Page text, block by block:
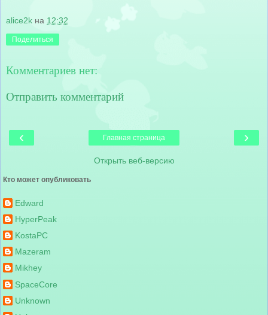
alice2k на 12:32
Поделиться
Комментариев нет:
Отправить комментарий
‹ ›
Главная страница
Открыть веб-версию
Кто может опубликовать
Edward
HyperPeak
KostaPC
Mazeram
Mikhey
SpaceCore
Unknown